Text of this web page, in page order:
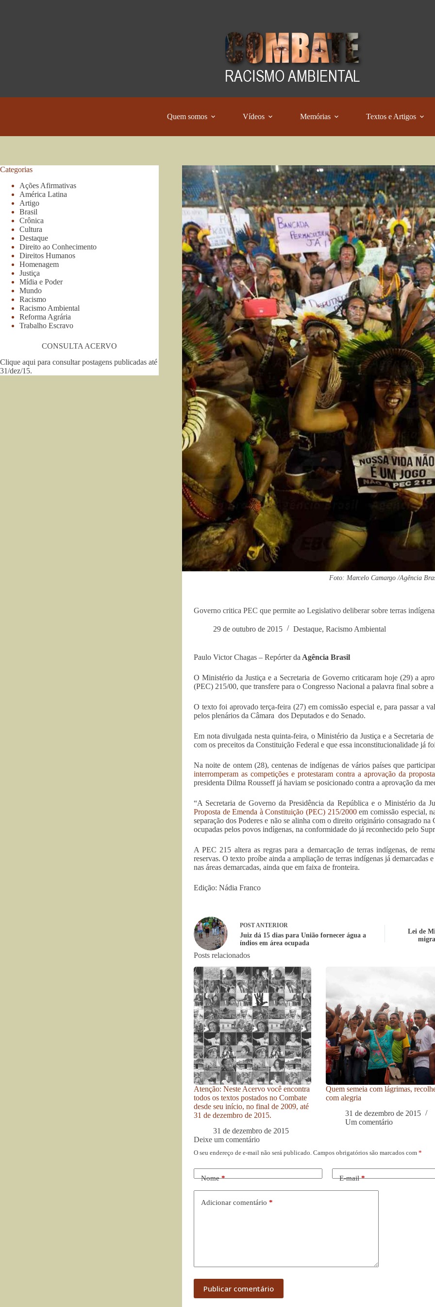
Quem somos Vídeos Memórias Textos e Artigos
Foto: Marcelo Camargo /Agência
Governo critica PEC que permite ao Legislativo deliberar sobre terras
29 de outubro de 2015 Destaque, Racismo Ambiental
Paulo Victor Chagas – Repórter da Agência Brasil
O Ministério da Justiça e a Secretaria de Governo criticaram hoje (29) a
(PEC) 215/00, que transfere para o Congresso Nacional a palavra final sobre
O texto foi aprovado terça-feira (27) em comissão especial e, para passar a
pelos plenários da Câmara dos Deputados e do Senado.
Em nota divulgada nesta quinta-feira, o Ministério da Justiça e a Secretaria
com os preceitos da Constituição Federal e que essa inconstitucionalidade já
Na noite de ontem (28), centenas de indígenas de vários países que
interromperam as competições e protestaram contra a aprovação da proposta
presidenta Dilma Rousseff já haviam se posicionado contra a aprovação da
“A Secretaria de Governo da Presidência da República e o Ministério da
Proposta de Emenda à Constituição (PEC) 215/2000em comissão especial,
separação dos Poderes e não se alinha com o direito originário consagrado
ocupadas pelos povos indígenas, na conformidade do já reconhecido pelo
A PEC 215 altera as regras para a demarcação de terras indígenas, de
reservas. O texto proíbe ainda a ampliação de terras indígenas já demarcadas
nas áreas demarcadas, ainda que em faixa de fronteira.
Edição: Nádia Franco
POSTANTERIOR
Juiz dá 15 dias para União fornecer água a
índios em área ocupada
Lei de
Posts relacionados
Atenção: Neste Acervo você encontra
todos os textos postados no Combate
desde seu início, no final de 2009, até
31 de dezembro de 2015.
31 de dezembro de 2015
Quem semeia com lágrimas,
com alegria
31 de dezembro de 2015
Um comentário
Deixe um comentário
O seu endereço de e-mail não será publicado. Campos obrigatórios são marcados com *
Nome* E-mail*
Adicionar comentário *
Publicar comentário
Categorias
Ações Afirmativas
América Latina
Artigo
Brasil
Crônica
Cultura
Destaque
Direito ao Conhecimento
Direitos Humanos
Homenagem
Justiça
Mídia e Poder
Mundo
Racismo
Racismo Ambiental
Reforma Agrária
Trabalho Escravo
CONSULTA ACERVO
Clique aqui para consultar postagens publicadas até
31/dez/15.